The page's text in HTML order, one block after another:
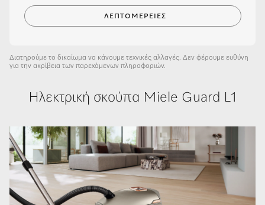
ΛΕΠΤΟΜΈΡΕΙΕΣ
Διατηρούμε το δικαίωμα να κάνουμε τεχνικές αλλαγές. Δεν φέρουμε ευθύνη
για την ακρίβεια των παρεχόμενων πληροφοριών.
Ηλεκτρική σκούπα Miele Guard L1